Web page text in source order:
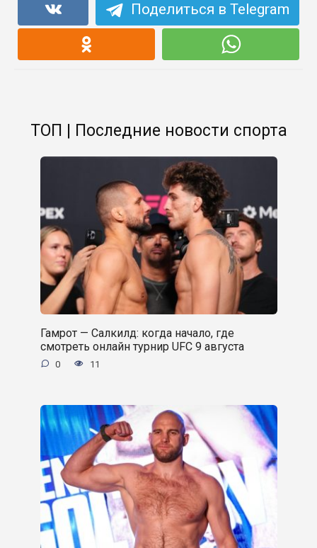
Поделиться в Telegram
ТОП | Последние новости спорта
Гамрот — Салкилд: когда начало, где
смотреть онлайн турнир UFC 9 августа
0 11